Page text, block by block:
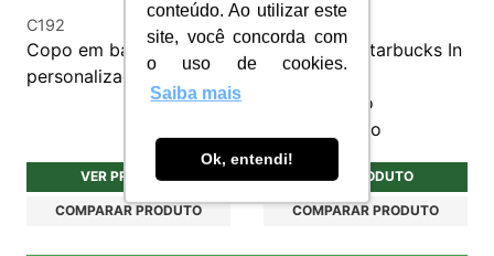
conteúdo. Ao utilizar este
site, você concorda com
o uso de cookies.
Saiba mais
Ok, entendi!
C192
Copo em bambu 500ml
personalizado
VER PRODUTO
COMPARAR PRODUTO
C201B
Copo Tipo Starbucks In
Mold Label
Polipropileno
Personalizado
VER PRODUTO
COMPARAR PRODUTO